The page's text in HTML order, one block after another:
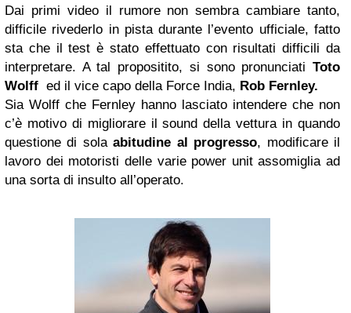
Dai primi video il rumore non sembra cambiare tanto,
difficile rivederlo in pista durante l’evento ufficiale, fatto
sta che il test è stato effettuato con risultati difficili da
interpretare. A tal propositito, si sono pronunciati Toto
Wolff ed il vice capo della Force India, Rob Fernley.
Sia Wolff che Fernley hanno lasciato intendere che non
c’è motivo di migliorare il sound della vettura in quando
questione di solaabitudine al progresso, modificare il
lavoro dei motoristi delle varie power unit assomiglia ad
una sorta di insulto all’operato.